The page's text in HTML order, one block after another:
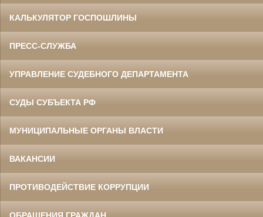
КАЛЬКУЛЯТОР ГОСПОШЛИНЫ
ПРЕСС-СЛУЖБА
УПРАВЛЕНИЕ СУДЕБНОГО ДЕПАРТАМЕНТА
СУДЫ СУБЪЕКТА РФ
МУНИЦИПАЛЬНЫЕ ОРГАНЫ ВЛАСТИ
ВАКАНСИИ
ПРОТИВОДЕЙСТВИЕ КОРРУПЦИИ